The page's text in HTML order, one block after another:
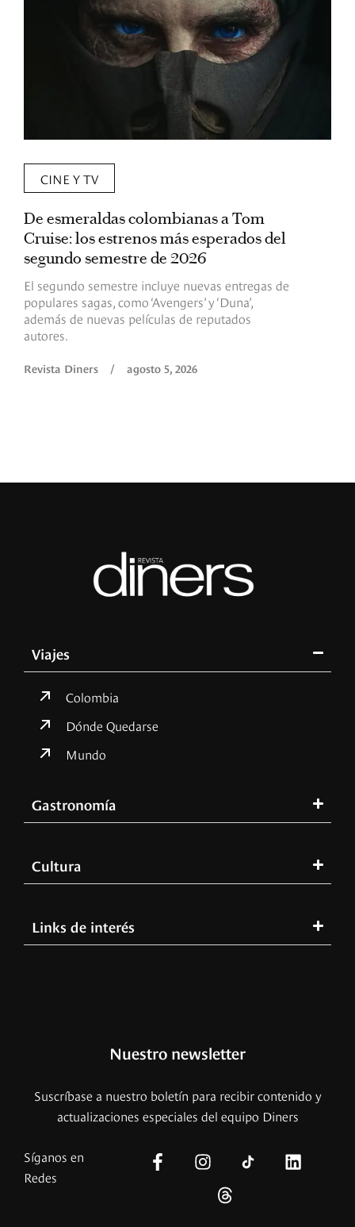
CINE Y TV
De esmeraldas colombianas a Tom
Cruise: los estrenos más esperados del
segundo semestre de 2026
El segundo semestre incluye nuevas entregas de
populares sagas, como ‘Avengers’ y ‘Duna’,
además de nuevas películas de reputados
autores.
Revista Diners / agosto 5, 2026
Viajes
Colombia
Dónde Quedarse
Mundo
Gastronomía
Cultura
Links de interés
Nuestro newsletter
Suscríbase a nuestro boletín para recibir contenido y
actualizaciones especiales del equipo Diners
Síganos en
Redes